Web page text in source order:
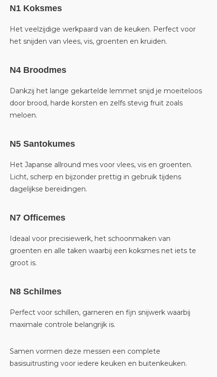
N1 Koksmes
Het veelzijdige werkpaard van de keuken. Perfect voor
het snijden van vlees, vis, groenten en kruiden.
N4 Broodmes
Dankzij het lange gekartelde lemmet snijd je moeiteloos
door brood, harde korsten en zelfs stevig fruit zoals
meloen.
N5 Santokumes
Het Japanse allround mes voor vlees, vis en groenten.
Licht, scherp en bijzonder prettig in gebruik tijdens
dagelijkse bereidingen.
N7 Officemes
Ideaal voor precisiewerk, het schoonmaken van
groenten en alle taken waarbij een koksmes net iets te
groot is.
N8 Schilmes
Perfect voor schillen, garneren en fijn snijwerk waarbij
maximale controle belangrijk is.
Samen vormen deze messen een complete
basisuitrusting voor iedere keuken en buitenkeuken.